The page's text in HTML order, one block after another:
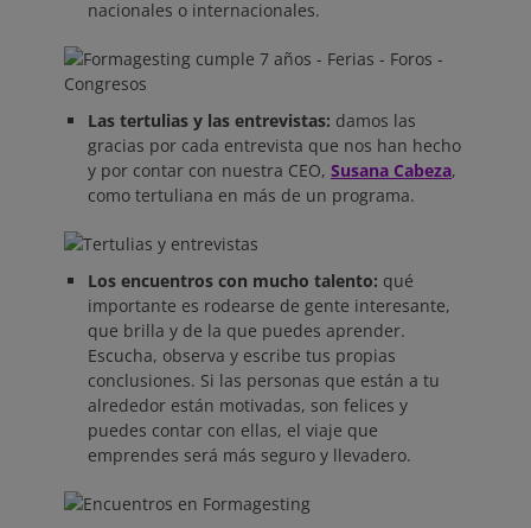
nacionales o internacionales.
Las tertulias y las entrevistas: damos las
gracias por cada entrevista que nos han hecho
y por contar con nuestra CEO, Susana Cabeza,
como tertuliana en más de un programa.
Los encuentros con mucho talento: qué
importante es rodearse de gente interesante,
que brilla y de la que puedes aprender.
Escucha, observa y escribe tus propias
conclusiones. Si las personas que están a tu
alrededor están motivadas, son felices y
puedes contar con ellas, el viaje que
emprendes será más seguro y llevadero.